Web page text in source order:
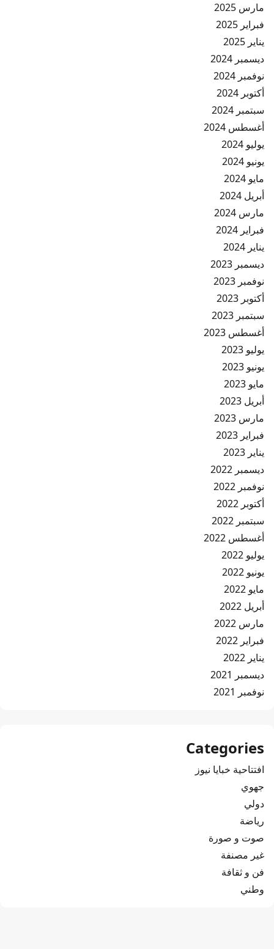
مارس 2025
فبراير 2025
يناير 2025
ديسمبر 2024
نوفمبر 2024
أكتوبر 2024
سبتمبر 2024
أغسطس 2024
يوليو 2024
يونيو 2024
مايو 2024
أبريل 2024
مارس 2024
فبراير 2024
يناير 2024
ديسمبر 2023
نوفمبر 2023
أكتوبر 2023
سبتمبر 2023
أغسطس 2023
يوليو 2023
يونيو 2023
مايو 2023
أبريل 2023
مارس 2023
فبراير 2023
يناير 2023
ديسمبر 2022
نوفمبر 2022
أكتوبر 2022
سبتمبر 2022
أغسطس 2022
يوليو 2022
يونيو 2022
مايو 2022
أبريل 2022
مارس 2022
فبراير 2022
يناير 2022
ديسمبر 2021
نوفمبر 2021
Categories
افتتاحية خبايا نيوز
جهوي
دولي
رياضة
صوت و صورة
غير مصنفة
فن و ثقافة
وطني